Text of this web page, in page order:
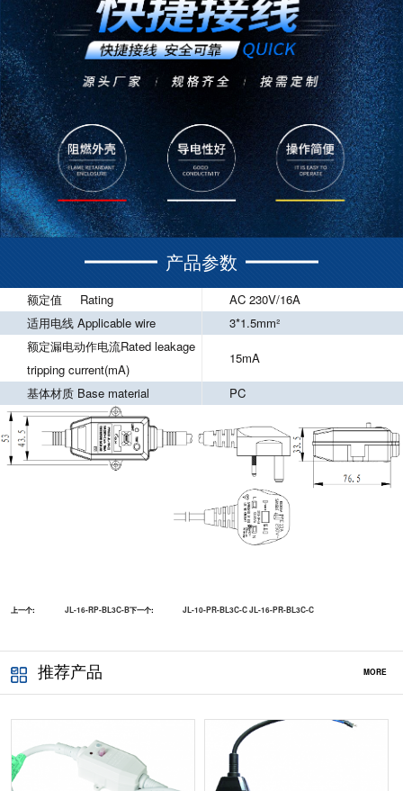
产品参数
额定值 Rating
AC 230V/16A
适用电线 Applicable wire
3*1.5mm²
额定漏电动作电流Rated leakage
tripping current(mA)
15mA
基体材质 Base material PC
上一个: JL-16-RP-BL3C-B下一个: JL-10-PR-BL3C-C JL-16-PR-BL3C-C
推荐产品 MORE